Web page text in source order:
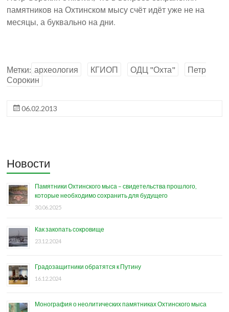
памятников на Охтинском мысу счёт идёт уже не на
месяцы, а буквально на дни.
Метки: археология КГИОП ОДЦ "Охта"
Петр
Сорокин
06.02.2013
Новости
Памятники Охтинского мыса – свидетельства прошлого,
которые необходимо сохранить для будущего
30.06.2025
Как закопать сокровище
23.12.2024
Градозащитники обратятся к Путину
16.12.2024
Монография о неолитических памятниках Охтинского мыса